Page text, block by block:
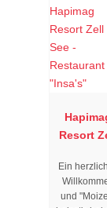
Resort
Ein
und